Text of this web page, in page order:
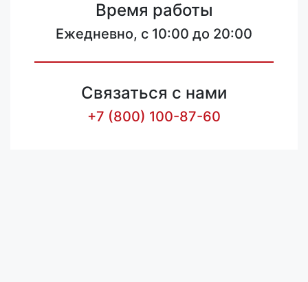
Время работы
Ежедневно, с 10:00 до 20:00
Связаться с нами
+7 (800) 100-87-60